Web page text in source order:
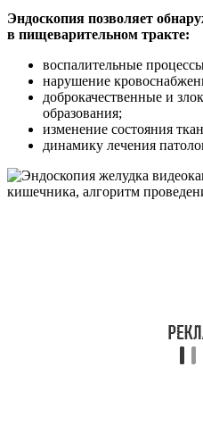
Эндоскопия позволяет
в пищеварительном тракте:
воспалительные
нарушение
доброкачественные и
образования;
изменение состояния
динамику лечения